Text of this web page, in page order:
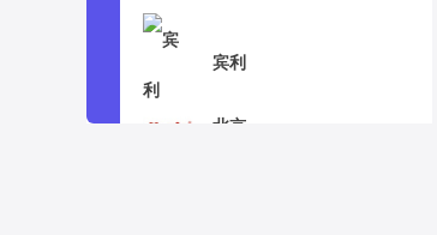
宾利
北京